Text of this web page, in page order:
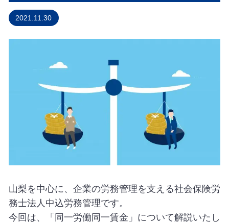
2021.11.30
山梨を中心に、企業の労務管理を支える社会保険労
務士法人中込労務管理です。
今回は、「同一労働同一賃金」について解説いたし